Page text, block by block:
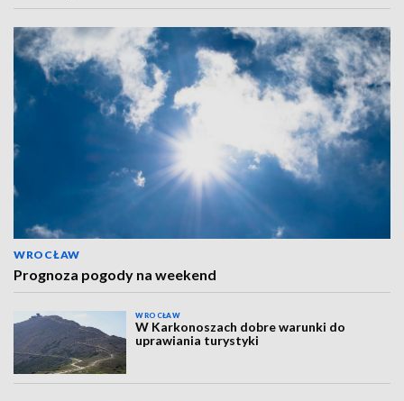
WROCŁAW
Prognoza pogody na weekend
WROCŁAW
W Karkonoszach dobre warunki do
uprawiania turystyki